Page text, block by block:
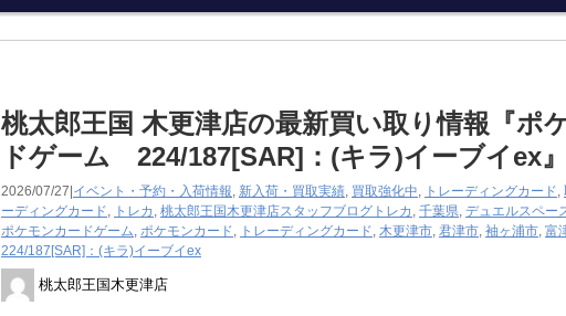
桃太郎王国 木更津店の最新買い取り情報『ポ
ドゲーム 224/187[SAR]：(キラ)イーブイex』
2026/07/27| イベント・予約・入荷情報, 新入荷・買取実績, 買取強化中, トレーディングカード,
ーディングカード, トレカ , 桃太郎王国木更津店スタッフブログ トレカ , 千葉県, デュエルスペー
ポケモンカードゲーム, ポケモンカード, トレーディングカード, 木更津市, 君津市, 袖ヶ浦市, 富
224/187[SAR]：(キラ)イーブイex
桃太郎王国木更津店